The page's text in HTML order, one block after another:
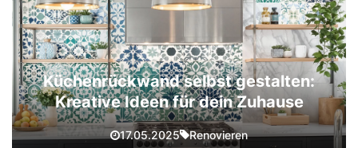
Küchenrückwand selbst gestalten:
Kreative Ideen für dein Zuhause
17.05.2025 Renovieren